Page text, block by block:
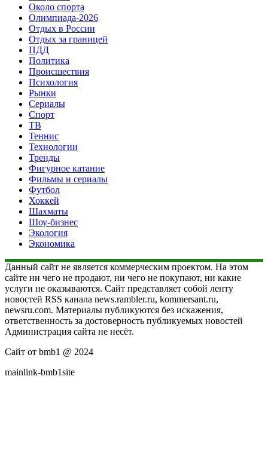
Около спорта
Олимпиада-2026
Отдых в России
Отдых за границей
ПДД
Политика
Происшествия
Психология
Рынки
Сериалы
Спорт
ТВ
Теннис
Технологии
Тренды
Фигурное катание
Фильмы и сериалы
Футбол
Хоккей
Шахматы
Шоу-бизнес
Экология
Экономика
Данный сайт не является коммерческим проектом. На этом
сайте ни чего не продают, ни чего не покупают, ни какие
услуги не оказываются. Сайт представляет собой ленту
новостей RSS канала news.rambler.ru, kommersant.ru,
newsru.com. Материалы публикуются без искажения,
ответственность за достоверность публикуемых новостей
Администрация сайта не несёт.
Сайт от bmb1 @ 2024
mainlink-bmb1site